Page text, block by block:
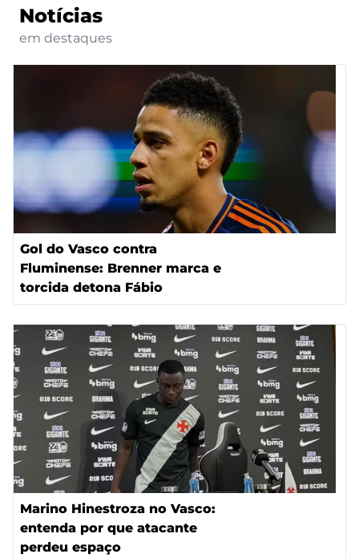
Notícias
em destaques
Gol do Vasco contra
Fluminense: Brenner marca e
torcida detona Fábio
Marino Hinestroza no Vasco:
entenda por que atacante
perdeu espaço